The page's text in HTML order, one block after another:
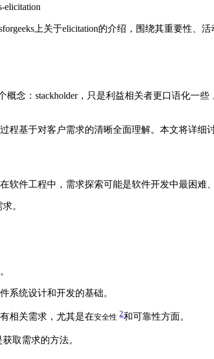
elicitation
上关于elicitation的介绍，围绕其重要性、
念：stackholder，只是利益相关者更口语化一
基于对客户需求的清晰全面理解。本文将详细
件工程中，需求探索可能是软件开发中最困难
。
系统设计和开发的基础。
相关需求，尤其是在安全性 2和可靠性方面。
取需求的方法。